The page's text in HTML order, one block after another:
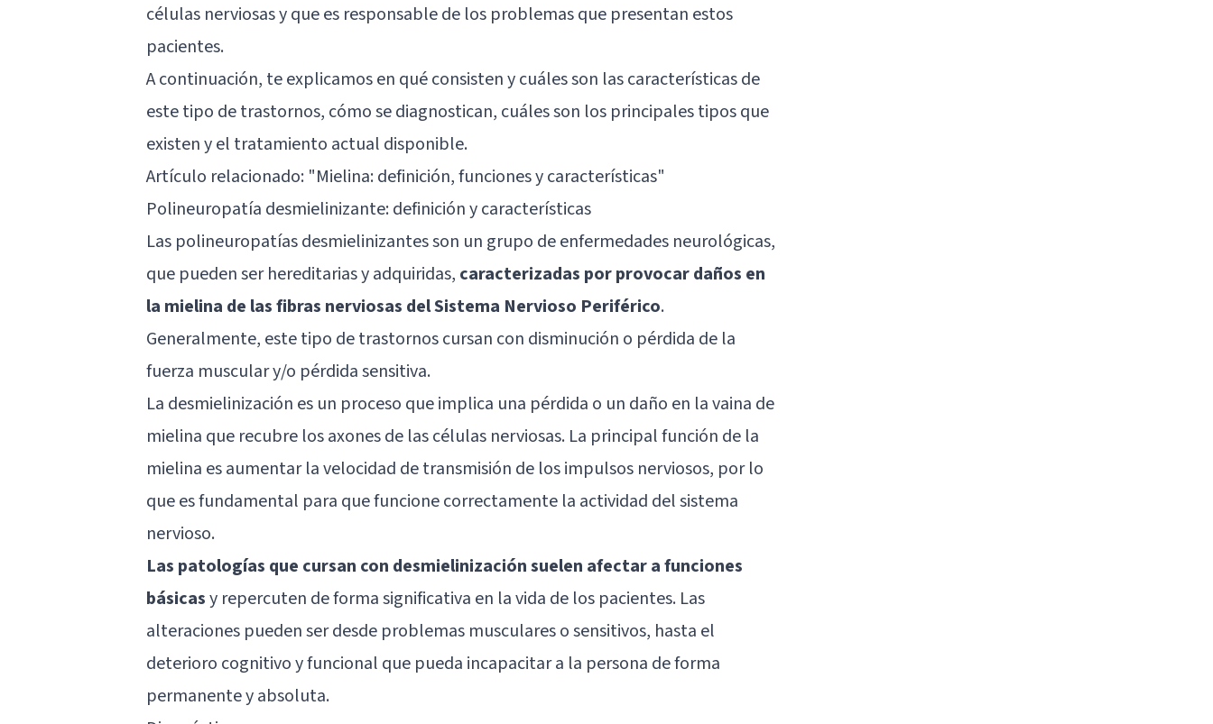
células nerviosas y que es responsable de los problemas que presentan estos
pacientes.
A continuación, te explicamos en qué consisten y cuáles son las características de
este tipo de trastornos, cómo se diagnostican, cuáles son los principales tipos que
existen y el tratamiento actual disponible.
Artículo relacionado: "Mielina: definición, funciones y características"
Polineuropatía desmielinizante: definición y características
Las polineuropatías desmielinizantes son un grupo de enfermedades neurológicas,
que pueden ser hereditarias y adquiridas, caracterizadas por provocar daños en
la mielina de las fibras nerviosas del Sistema Nervioso Periférico.
Generalmente, este tipo de trastornos cursan con disminución o pérdida de la
fuerza muscular y/o pérdida sensitiva.
La desmielinización es un proceso que implica una pérdida o un daño en la vaina de
mielina que recubre los axones de las células nerviosas. La principal función de la
mielina es aumentar la velocidad de transmisión de los impulsos nerviosos, por lo
que es fundamental para que funcione correctamente la actividad del sistema
nervioso.
Las patologías que cursan con desmielinización suelen afectar a funciones
básicasy repercuten de forma significativa en la vida de los pacientes. Las
alteraciones pueden ser desde problemas musculares o sensitivos, hasta el
deterioro cognitivo y funcional que pueda incapacitar a la persona de forma
permanente y absoluta.